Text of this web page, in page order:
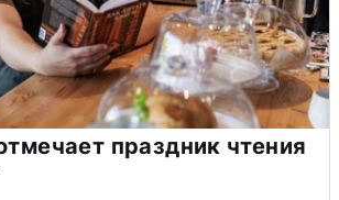
праздник чтения